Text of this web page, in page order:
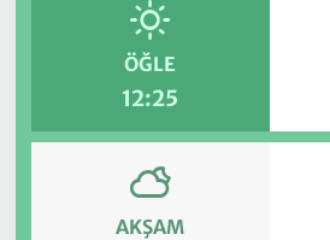
ÖĞLE
12:25
AKŞAM